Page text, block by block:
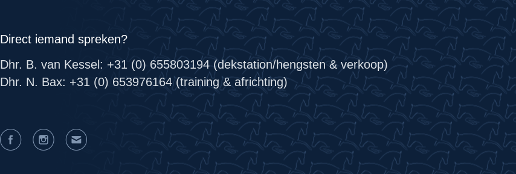
Direct iemand spreken?
Dhr. B. van Kessel: +31 (0) 655803194 (dekstation/hengsten & verkoop)
Dhr. N. Bax: +31 (0) 653976164 (training & africhting)